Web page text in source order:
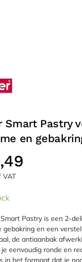
Smart Pastry
en
VAT
Pastry is een 2-
gebakring en een
de antiaanbak
eenvoudig ronde en
in het formaat dat je